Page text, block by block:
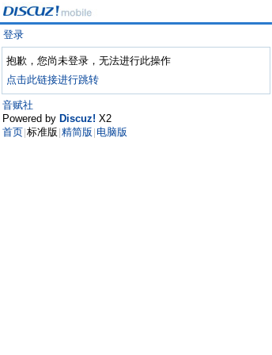
登录
抱歉，您尚未登录，无法进行此操作
点击此链接进行跳转
音赋社
Powered by Discuz! X2
首页 标准版 精简版 电脑版